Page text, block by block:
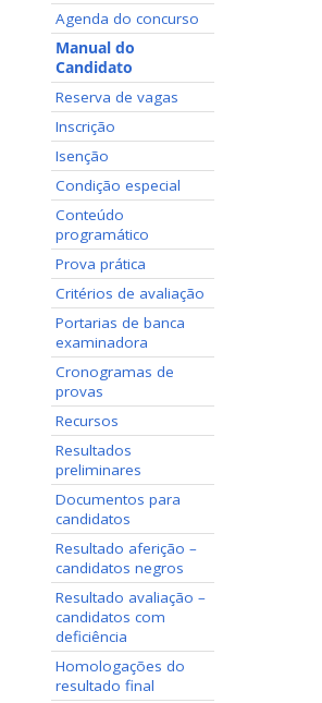
Agenda do concurso
Manual do
Candidato
Reserva de vagas
Inscrição
Isenção
Condição especial
Conteúdo
programático
Prova prática
Critérios de avaliação
Portarias de banca
examinadora
Cronogramas de
provas
Recursos
Resultados
preliminares
Documentos para
candidatos
Resultado aferição –
candidatos negros
Resultado avaliação –
candidatos com
deficiência
Homologações do
resultado final